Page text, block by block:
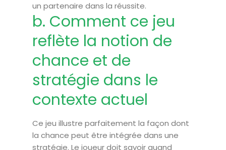
un partenaire dans la réussite.
b. Comment ce jeu
reflète la notion de
chance et de
stratégie dans le
contexte actuel
Ce jeu illustre parfaitement la façon dont
la chance peut être intégrée dans une
stratégie. Le joueur doit savoir quand